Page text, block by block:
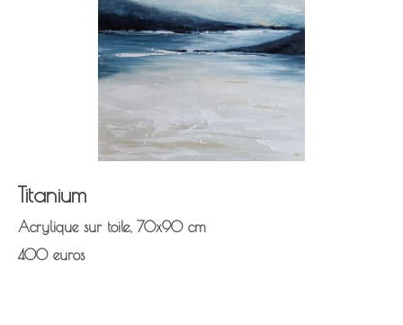
Titanium
Acrylique sur toile, 70x90 cm
400 euros